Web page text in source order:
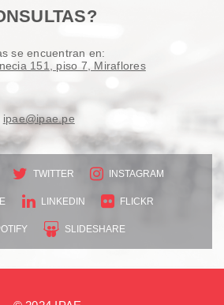
se encuentran en:
151, piso 7, Miraflores
ipae@ipae.pe
TWITTER INSTAGRAM
LINKEDIN FLICKR
SLIDESHARE